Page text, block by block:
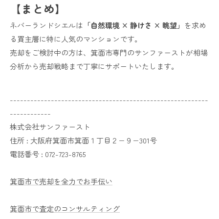
【まとめ】
ネバーランドシエルは 「自然環境 × 静けさ × 眺望」 を求め
る買主層に特に人気のマンションです。
売却をご検討中の方は、箕面市専門のサンファーストが相場
分析から売却戦略まで丁寧にサポートいたします。
----------------------------------------------------------
------------
株式会社サンファースト
住所 : 大阪府箕面市箕面１丁目２−９−301号
電話番号 : 072-723-8765
箕面市で売却を全力でお手伝い
箕面市で査定のコンサルティング